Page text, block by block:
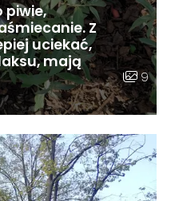
piwie,
Z
uciekać,
mają
Liczba
9